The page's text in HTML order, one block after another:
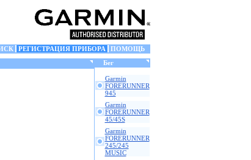
РЕГИСТРАЦИЯ ПРИБОРА
ПОМОЩЬ
Бег
Garmin
FORERUNNER
945
Garmin
FORERUNNER
45/45S
Garmin
FORERUNNER
245/245
MUSIC